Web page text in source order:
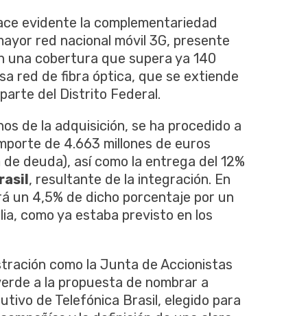
evidente la complementariedad
red nacional móvil 3G, presente
una cobertura que supera ya 140
red de fibra óptica, que se extiende
del Distrito Federal.
de la adquisición, se ha procedido a
de 4.663 millones de euros
deuda), así como la entrega del 12%
, resultante de la integración. En
un 4,5% de dicho porcentaje por un
como ya estaba previsto en los
como la Junta de Accionistas
a la propuesta de nombrar a
de Telefónica Brasil, elegido para